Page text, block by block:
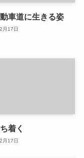
車道に生きる姿
月17日
着く
月17日